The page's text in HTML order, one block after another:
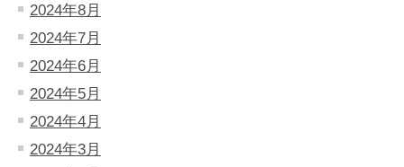
2024年8月
2024年7月
2024年6月
2024年5月
2024年4月
2024年3月